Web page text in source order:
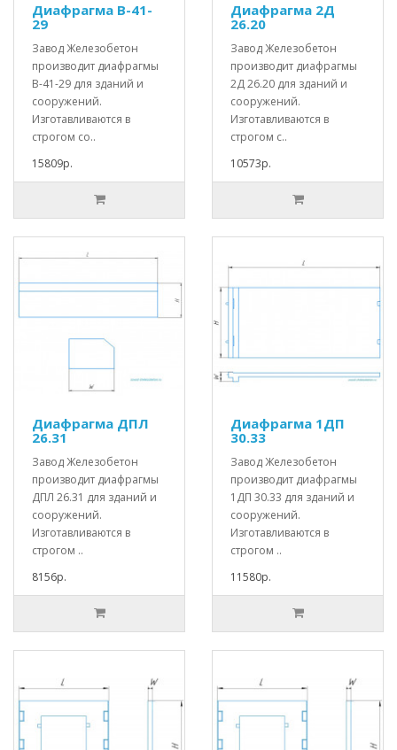
Диафрагма В-41-
29
Завод Железобетон
производит диафрагмы
В-41-29 для зданий и
сооружений.
Изготавливаются в
строгом со..
15809р.
Диафрагма 2Д
26.20
Завод Железобетон
производит диафрагмы
2Д 26.20 для зданий и
сооружений.
Изготавливаются в
строгом с..
10573р.
Диафрагма ДПЛ
26.31
Завод Железобетон
производит диафрагмы
ДПЛ 26.31 для зданий и
сооружений.
Изготавливаются в
строгом ..
8156р.
Диафрагма 1ДП
30.33
Завод Железобетон
производит диафрагмы
1ДП 30.33 для зданий и
сооружений.
Изготавливаются в
строгом ..
11580р.